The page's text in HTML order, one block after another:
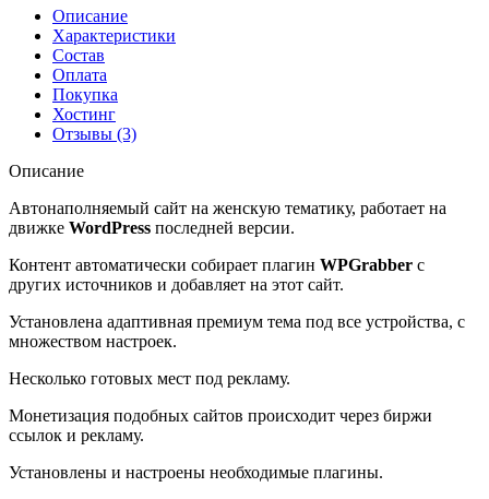
Описание
Характеристики
Состав
Оплата
Покупка
Хостинг
Отзывы (3)
Описание
Автонаполняемый сайт на женскую тематику, работает на
движке WordPress последней версии.
Контент автоматически собирает плагин WPGrabber с
других источников и добавляет на этот сайт.
Установлена адаптивная премиум тема под все устройства, с
множеством настроек.
Несколько готовых мест под рекламу.
Монетизация подобных сайтов происходит через биржи
ссылок и рекламу.
Установлены и настроены необходимые плагины.